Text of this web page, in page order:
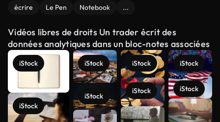
écrire Le Pen Notebook ...
Vidéos libres de droits Un trader écrit des
données analytiques dans un bloc-notes associées
iStock
iStock
iStock
iStock
iStock
iStock
iStock
iStock
Voir plus